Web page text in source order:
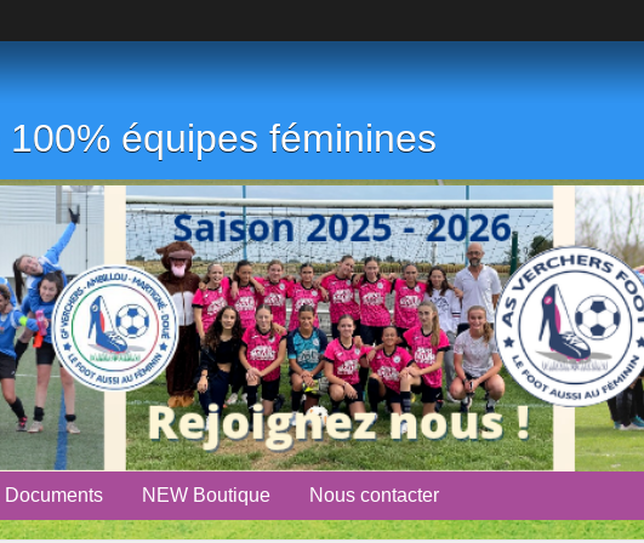
équipes féminines
Documents NEW Boutique Nous contacter